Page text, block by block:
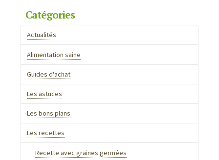
MMV
702
une
nouveauté
Omega
chez
Nature
Vitalité
Catégories
Actualités
Alimentation saine
Guides d'achat
Les astuces
Les bons plans
Les recettes
Recette avec graines germées